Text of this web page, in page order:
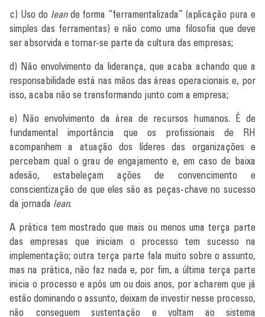
c) Uso do leande forma “ferramentalizada” (aplicação pura e
simples das ferramentas) e não como uma filosofia que deve
ser absorvida e tornar-se parte da cultura das empresas;
d) Não envolvimento da liderança, que acaba achando que a
responsabilidade está nas mãos das áreas operacionais e, por
isso, acaba não se transformando junto com a empresa;
e) Não envolvimento da área de recursos humanos. É de
fundamental importância que os profissionais de RH
acompanhem a atuação dos líderes das organizações e
percebam qual o grau de engajamento e, em caso de baixa
adesão, estabeleçam ações de convencimento e
conscientização de que eles são as peças-chave no sucesso
da jornada lean.
A prática tem mostrado que mais ou menos uma terça parte
das empresas que iniciam o processo tem sucesso na
implementação; outra terça parte fala muito sobre o assunto,
mas na prática, não faz nada e, por fim, a última terça parte
inicia o processo e após um ou dois anos, por acharem que já
estão dominando o assunto, deixam de investir nesse processo,
não conseguem sustentação e voltam ao sistema